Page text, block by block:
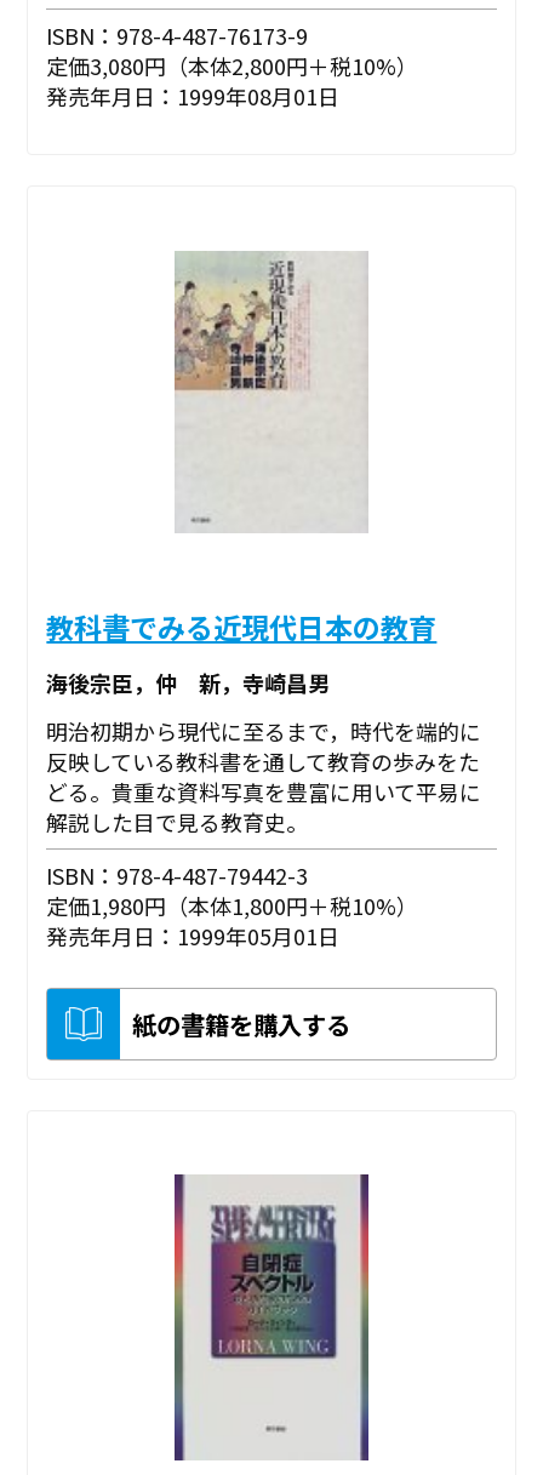
ISBN：978-4-487-76173-9
定価3,080円（本体2,800円＋税10%）
発売年月日：1999年08月01日
教科書でみる近現代日本の教育
海後宗臣，仲 新，寺崎昌男
明治初期から現代に至るまで，時代を端的に
反映している教科書を通して教育の歩みをた
どる。貴重な資料写真を豊富に用いて平易に
解説した目で見る教育史。
ISBN：978-4-487-79442-3
定価1,980円（本体1,800円＋税10%）
発売年月日：1999年05月01日
紙の書籍を購入する